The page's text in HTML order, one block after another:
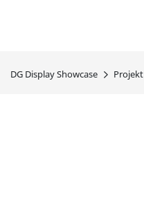
DG Display Showcase Projekt